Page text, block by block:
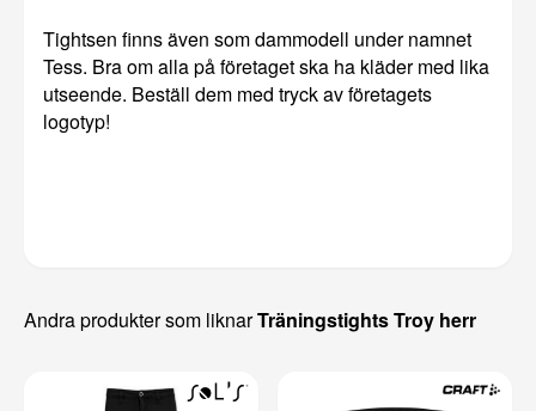
Tightsen finns även som dammodell under namnet
Tess. Bra om alla på företaget ska ha kläder med lika
utseende. Beställ dem med tryck av företagets
logotyp!
Andra produkter som liknarTräningstights Troy herr